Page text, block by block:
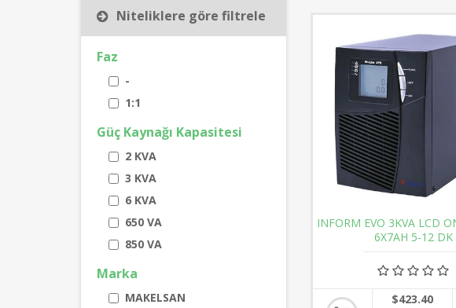
Niteliklere göre filtrele
Faz
-
1:1
Güç Kaynağı Kapasitesi
2 KVA
3 KVA
6 KVA
650 VA
850 VA
Marka
MAKELSAN
INFORM EVO 3KVA LCD
6X7AH 5-12 DK
$423.40